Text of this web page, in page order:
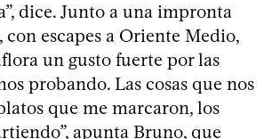
dice. Junto a una impronta
escapes a Oriente Medio,
un gusto fuerte por las
probando. Las cosas que nos
que me marcaron, los
apunta Bruno, que